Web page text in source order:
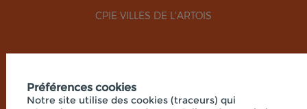
CPIE VILLES DE L'ARTOIS
Préférences cookies
Notre site utilise des cookies (traceurs) qui